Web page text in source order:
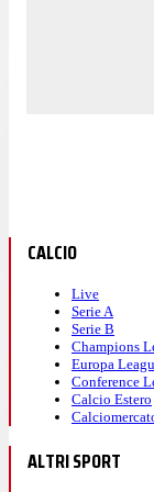
CALCIO
Live
Serie A
Serie B
Champions
Europa
Conference
Calcio Estero
ALTRI SPORT